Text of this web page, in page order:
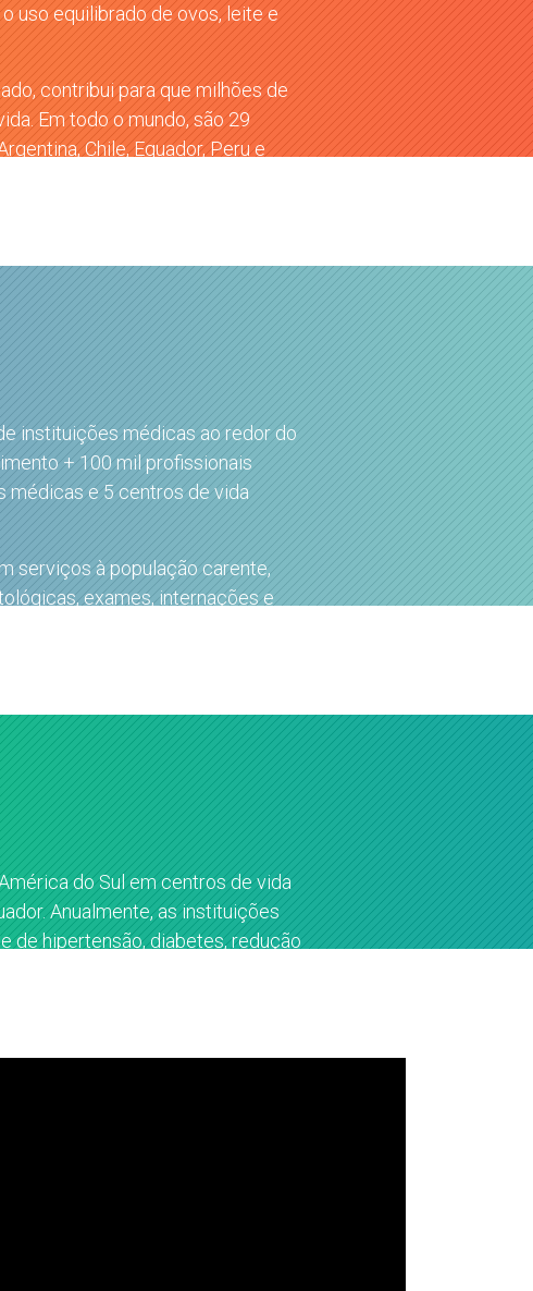
uso equilibrado de ovos, leite e
contribui para que milhões de
Em todo o mundo, são 29
Chile, Equador, Peru e
instituições médicas ao redor do
+ 100 mil profissionais
médicas e 5 centros de vida
serviços à população carente,
exames, internações e
do Sul em centros de vida
Anualmente, as instituições
de hipertensão, diabetes, redução